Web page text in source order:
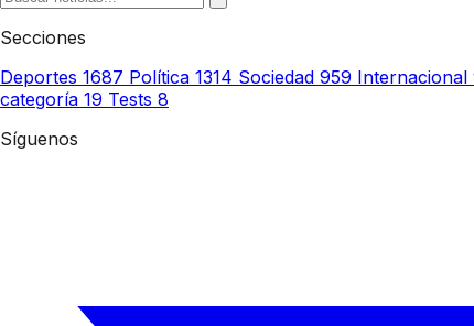
Secciones
Deportes 1687 Política 1314 Sociedad 959 Internacional
categoría 19 Tests 8
Síguenos